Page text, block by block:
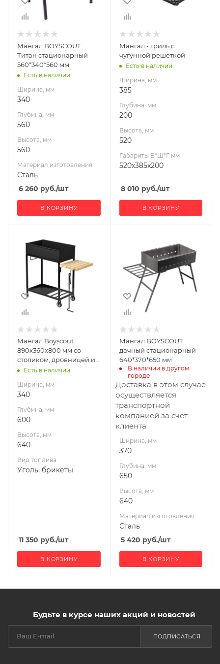
560
Материал
Сталь
Габариты В*Ш*Г мм
560х340х560
Мангал BOYSCOUT
Титан стационарный
560*340*560 мм
Есть в наличии
Ширина, мм
340
Глубина, мм
560
Высота, мм
560
Материал изготовления
Сталь
6 260 руб./шт
В КОРЗИНУ
520
Габариты В*Ш*Г мм
Мангал - гриль с
чугунной решеткой
Есть в наличии
Ширина, мм
385
Глубина, мм
200
Высота, мм
520
Габариты В*Ш*Г мм
520x385x200
8 010 руб./шт
В КОРЗИНУ
Ширина, мм
Глубина, мм
600
Высота, мм
640
Вид топлива
Габариты В*Ш*Г мм
640x340x600
Мангал Boyscout
890х360х800 мм со
столиком, дровницей и
кочергой на колесах
Есть в наличии
Ширина, мм
340
Глубина, мм
600
Высота, мм
640
Вид топлива
Уголь, брикеты
11 350 руб./шт
В КОРЗИНУ
Глубина, мм
650
Высота, мм
640
Материал
Сталь
Габариты В*Ш*Г мм
640х370х650
Мангал BOYSCOUT
дачный стационарный
640*370*650 мм
В наличии в другом
городе
Доставка в этом случае
осуществляется
транспортной
компанией за счет
клиента
Ширина, мм
370
Глубина, мм
650
Высота, мм
640
Материал изготовления
Сталь
5 420 руб./шт
В КОРЗИНУ
Будьте в курсе наших акций и новостей
ПОДПИСАТЬСЯ